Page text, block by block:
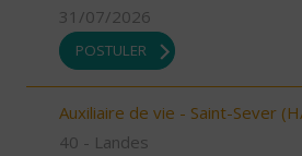
31/07/2026
POSTULER
Auxiliaire de vie - Saint-Sever
40 - Landes